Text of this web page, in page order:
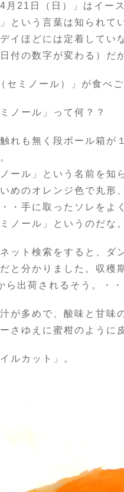
21日（日）」はイース
という言葉は知られて
イほどには定着して
付の数字が変わる）だ
ミノール）」が食べご
ノール」って何？？
れも無く段ボール箱が
ール」という名前を知
めのオレンジ色で丸
・手に取ったソレを
ノール」というのだな
ット検索をすると、ダ
と分かりました。収
ら出荷されるそう。・
が多めで、酸味と甘味
さゆえに蜜柑のよう
ルカット」。